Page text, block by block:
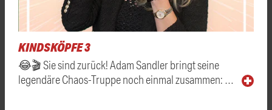
KINDSKÖPFE 3
😂🎬 Sie sind zurück! Adam Sandler bringt seine
legendäre Chaos-Truppe noch einmal zusammen: …